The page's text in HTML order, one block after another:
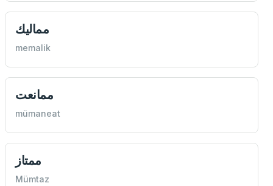
ممالیك
memalik
ممانعت
mümaneat
ممتاز
Mümtaz